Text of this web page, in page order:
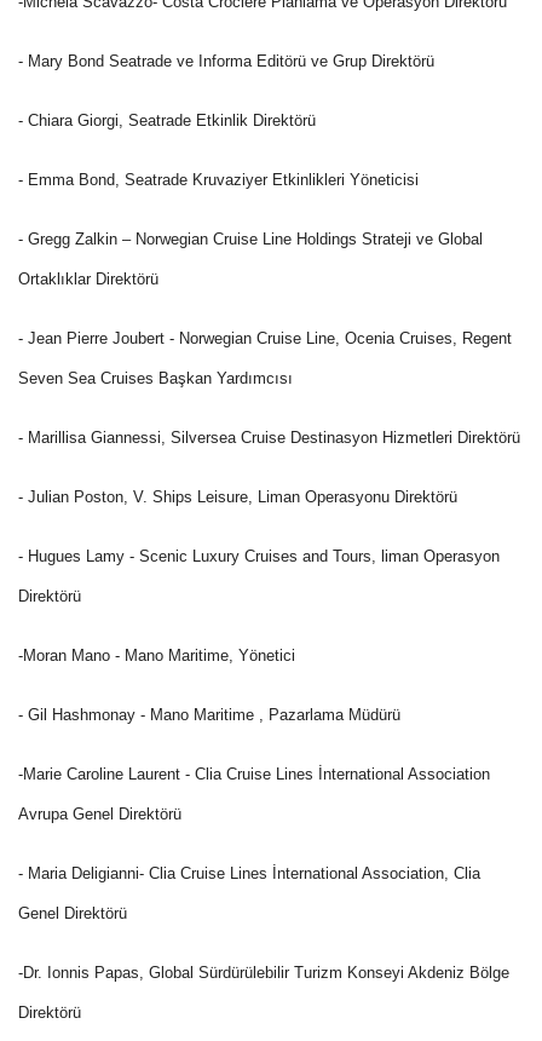
- Mary Bond Seatrade ve Informa Editörü ve Grup Direktörü
- Chiara Giorgi, Seatrade Etkinlik Direktörü
- Emma Bond, Seatrade Kruvaziyer Etkinlikleri Yöneticisi
- Gregg Zalkin – Norwegian Cruise Line Holdings Strateji ve Global
Ortaklıklar Direktörü
- Jean Pierre Joubert - Norwegian Cruise Line, Ocenia Cruises, Regent
Seven Sea Cruises Başkan Yardımcısı
- Marillisa Giannessi, Silversea Cruise Destinasyon Hizmetleri Direktörü
- Julian Poston, V. Ships Leisure, Liman Operasyonu Direktörü
- Hugues Lamy - Scenic Luxury Cruises and Tours, liman Operasyon
Direktörü
-Moran Mano - Mano Maritime, Yönetici
- Gil Hashmonay - Mano Maritime , Pazarlama Müdürü
-Marie Caroline Laurent - Clia Cruise Lines İnternational Association
Avrupa Genel Direktörü
- Maria Deligianni- Clia Cruise Lines İnternational Association, Clia
Genel Direktörü
-Dr. Ionnis Papas, Global Sürdürülebilir Turizm Konseyi Akdeniz Bölge
Direktörü